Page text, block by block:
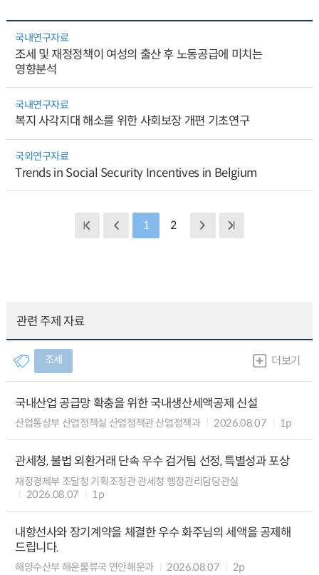
국내연구자료
조세 및 재정정책이 여성의 출산 후 노동공급에 미치는
영향분석
국내연구자료
복지 사각지대 해소를 위한 사회보장 개편 기초연구
국외연구자료
Trends in Social Security Incentives in Belgium
1 2
관련 주제 자료
조세 더보기
국내산업 공급망 확충을 위한 국내생산세액공제 신설
산업통상부 산업정책실 산업정책관 산업정책과 2026.08.07 1p
관세청, 불법 외환거래 단속 우수 검거팀 선정, 특별성과 포상
재정경제부 조달청 기획조정관 관세청 행정관리담당관실
2026.08.07
1p
내항선사와 장기계약을 체결한 우수 화주님의 세액을 공제해
드립니다.
해양수산부 해운물류국 연안해운과 2026.08.07 2p